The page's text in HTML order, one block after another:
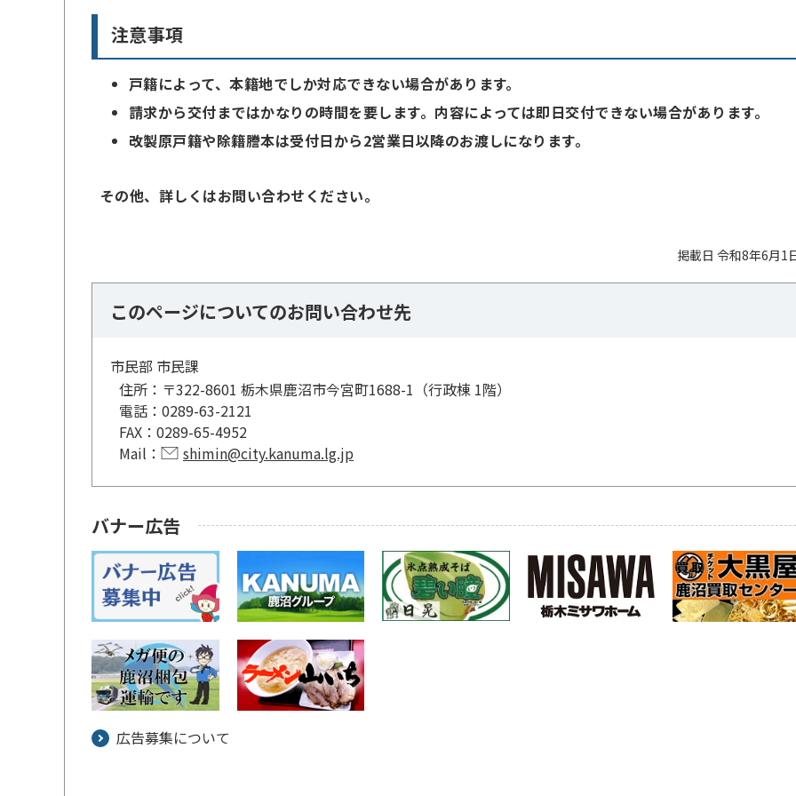
注意事項
戸籍によって、本籍地でしか対応できない場合があります。
請求から交付まではかなりの時間を要します。内容によっては即日交付できない場合があります。
改製原戸籍や除籍謄本は受付日から2営業日以降のお渡しになります。
その他、詳しくはお問い合わせください。
掲載日 令和8年6月1
このページについてのお問い合わせ先
市民部 市民課
住所： 〒322-8601 栃木県鹿沼市今宮町1688-1（行政棟 1階）
電話： 0289-63-2121
FAX： 0289-65-4952
Mail：
shimin@city.kanuma.lg.jp
バナー広告
広告募集について